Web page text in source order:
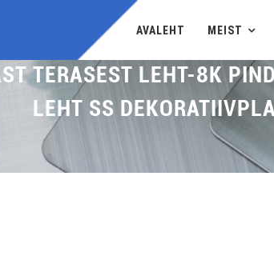
AVALEHT MEIST
TERASEST LEHT-8K
LEHT SS